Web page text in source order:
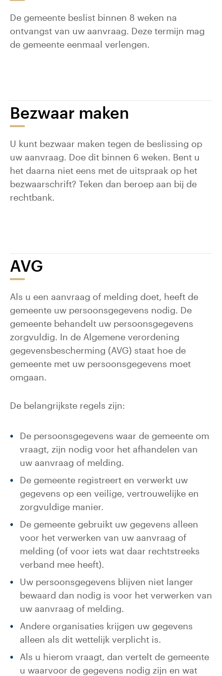
De gemeente beslist binnen 8 weken na
ontvangst van uw aanvraag. Deze termijn mag
de gemeente eenmaal verlengen.
Bezwaar maken
U kunt bezwaar maken tegen de beslissing op
uw aanvraag. Doe dit binnen 6 weken. Bent u
het daarna niet eens met de uitspraak op het
bezwaarschrift? Teken dan beroep aan bij de
rechtbank.
AVG
Als u een aanvraag of melding doet, heeft de
gemeente uw persoonsgegevens nodig. De
gemeente behandelt uw persoonsgegevens
zorgvuldig. In de Algemene verordening
gegevensbescherming (AVG) staat hoe de
gemeente met uw persoonsgegevens moet
omgaan.
De belangrijkste regels zijn:
De persoonsgegevens waar de gemeente om
vraagt, zijn nodig voor het afhandelen van
uw aanvraag of melding.
De gemeente registreert en verwerkt uw
gegevens op een veilige, vertrouwelijke en
zorgvuldige manier.
De gemeente gebruikt uw gegevens alleen
voor het verwerken van uw aanvraag of
melding (of voor iets wat daar rechtstreeks
verband mee heeft).
Uw persoonsgegevens blijven niet langer
bewaard dan nodig is voor het verwerken van
uw aanvraag of melding.
Andere organisaties krijgen uw gegevens
alleen als dit wettelijk verplicht is.
Als u hierom vraagt, dan vertelt de gemeente
u waarvoor de gegevens nodig zijn en wat